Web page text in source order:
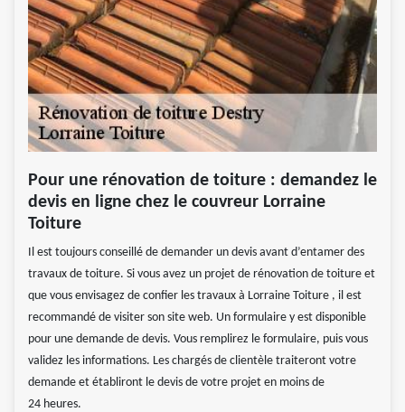
Pour une rénovation de toiture : demandez le
devis en ligne chez le couvreur Lorraine
Toiture
Il est toujours conseillé de demander un devis avant d’entamer des
travaux de toiture. Si vous avez un projet de rénovation de toiture et
que vous envisagez de confier les travaux à Lorraine Toiture , il est
recommandé de visiter son site web. Un formulaire y est disponible
pour une demande de devis. Vous remplirez le formulaire, puis vous
validez les informations. Les chargés de clientèle traiteront votre
demande et établiront le devis de votre projet en moins de
24 heures.